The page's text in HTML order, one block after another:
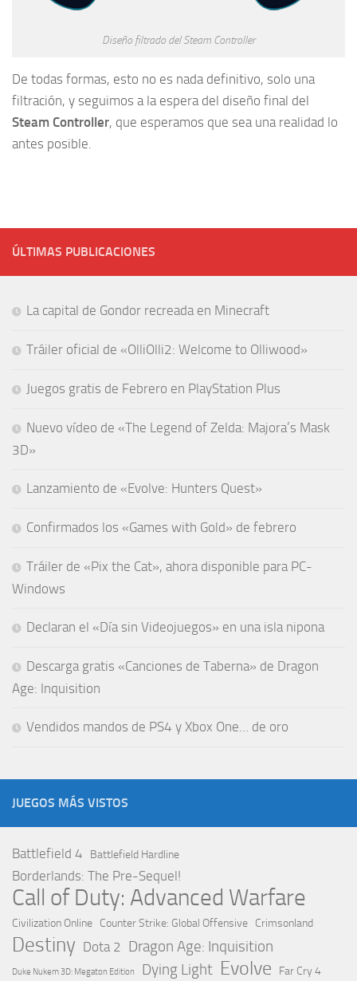
Diseño filtrado del Steam Controller
De todas formas, esto no es nada definitivo, solo una
filtración, y seguimos a la espera del diseño final del
Steam Controller, que esperamos que sea una realidad lo
antes posible.
ÚLTIMAS PUBLICACIONES
La capital de Gondor recreada en Minecraft
Tráiler oficial de «OlliOlli2: Welcome to Olliwood»
Juegos gratis de Febrero en PlayStation Plus
Nuevo vídeo de «The Legend of Zelda: Majora’s Mask
3D»
Lanzamiento de «Evolve: Hunters Quest»
Confirmados los «Games with Gold» de febrero
Tráiler de «Pix the Cat», ahora disponible para PC-
Windows
Declaran el «Día sin Videojuegos» en una isla nipona
Descarga gratis «Canciones de Taberna» de Dragon
Age: Inquisition
Vendidos mandos de PS4 y Xbox One… de oro
JUEGOS MÁS VISTOS
Battlefield 4 Battlefield Hardline
Borderlands: The Pre-Sequel!
Call of Duty: Advanced Warfare
Civilization Online Counter Strike: Global Offensive Crimsonland
Destiny Dota 2 Dragon Age: Inquisition
Duke Nukem 3D: Megaton Edition Dying Light Evolve Far Cry 4